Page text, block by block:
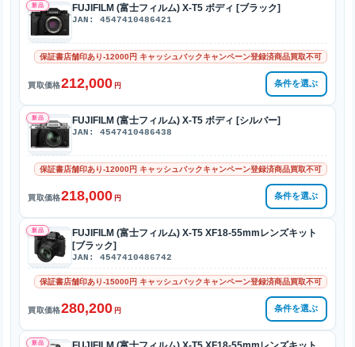
新品 FUJIFILM (富士フィルム) X-T5 ボディ [ブラック]
JAN: 4547410486421
保証書店舗印あり-12000円 キャッシュバックキャンペーン登録済商品買取不可
買取価格212,000 円 条件を選ぶ
新品 FUJIFILM (富士フィルム) X-T5 ボディ [シルバー]
JAN: 4547410486438
保証書店舗印あり-12000円 キャッシュバックキャンペーン登録済商品買取不可
買取価格218,000 円 条件を選ぶ
新品
FUJIFILM (富士フィルム) X-T5 XF18-55mmレンズキット
[ブラック]
JAN: 4547410486742
保証書店舗印あり-15000円 キャッシュバックキャンペーン登録済商品買取不可
買取価格280,200 円 条件を選ぶ
新品